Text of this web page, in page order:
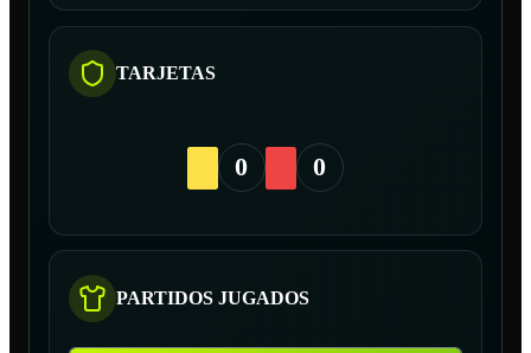
TARJETAS
0 0
PARTIDOS JUGADOS